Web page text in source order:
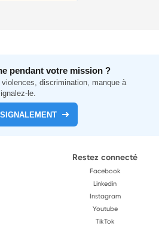
pendant votre mission ?
violences, discrimination, manque à
le.
Restez connecté
Facebook
Linkedin
Instagram
Youtube
TikTok